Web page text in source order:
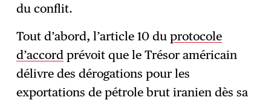
du conflit.
Tout d’abord, l’article 10 duprotocole
d’accord prévoit que le Trésor américain
délivre des dérogations pour les
exportations de pétrole brut iranien dès sa